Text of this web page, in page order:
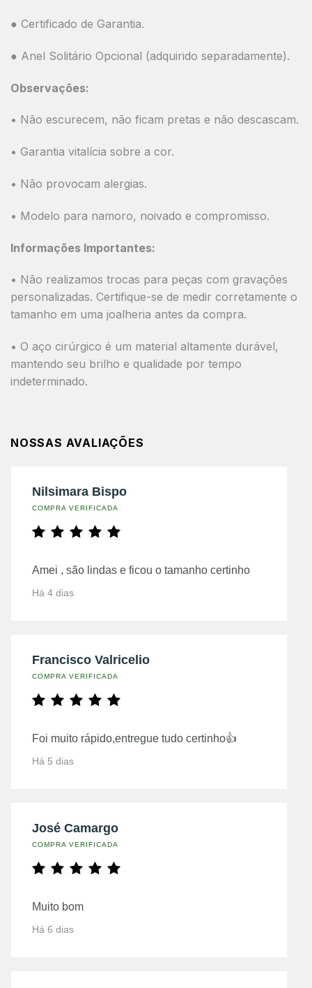
● Certificado de Garantia.
● Anel Solitário Opcional (adquirido separadamente).
Observações:
• Não escurecem, não ficam pretas e não descascam.
• Garantia vitalícia sobre a cor.
• Não provocam alergias.
• Modelo para namoro, noivado e compromisso.
Informações Importantes:
• Não realizamos trocas para peças com gravações
personalizadas. Certifique-se de medir corretamente o
tamanho em uma joalheria antes da compra.
• O aço cirúrgico é um material altamente durável,
mantendo seu brilho e qualidade por tempo
indeterminado.
NOSSAS AVALIAÇÕES
Nilsimara Bispo
COMPRA VERIFICADA
Amei , são lindas e ficou o tamanho certinho
Há 4 dias
Francisco Valricelio
COMPRA VERIFICADA
Foi muito rápido,entregue tudo certinho👍
Há 5 dias
José Camargo
COMPRA VERIFICADA
Muito bom
Há 6 dias